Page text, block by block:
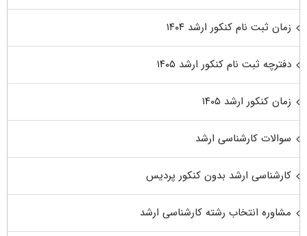
زمان ثبت نام کنکور ارشد ۱۴۰۴
دفترچه ثبت نام کنکور ارشد ۱۴۰۵
زمان کنکور ارشد ۱۴۰۵
سوالات کارشناسی ارشد
کارشناسی ارشد بدون کنکور پردیس
مشاوره انتخاب رشته کارشناسی ارشد